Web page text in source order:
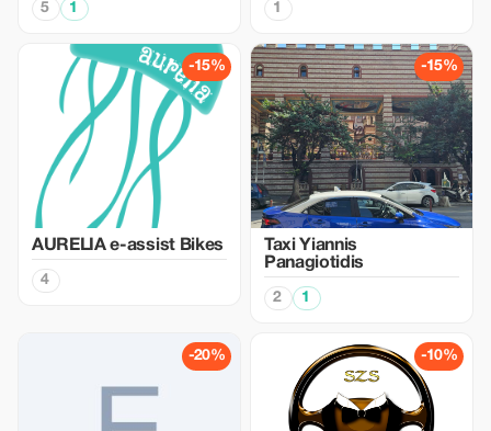
5 1 1
-15%
AURELIA e-assist Bikes
4
-15%
Taxi Yiannis
Panagiotidis
2 1
-20% -10%